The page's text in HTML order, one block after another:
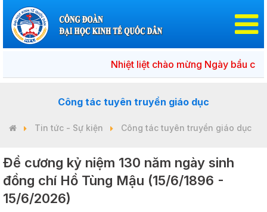
Nhiệt liệt chào mừng Ngày bầu cử đại
Công tác tuyên truyền giáo dục
Tin tức - Sự kiện Công tác tuyên truyền giáo dục
Đề cương kỷ niệm 130 năm ngày sinh
đồng chí Hồ Tùng Mậu (15/6/1896 -
15/6/2026)